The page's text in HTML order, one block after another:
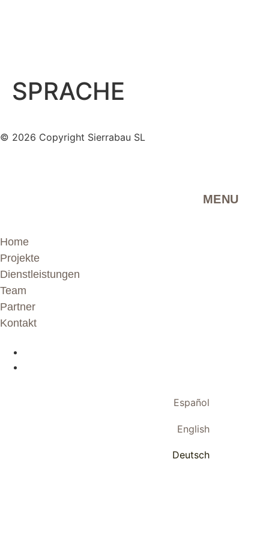
SPRACHE
© 2026 Copyright Sierrabau SL
MENU
Home
Projekte
Dienstleistungen
Team
Partner
Kontakt
Español
English
Deutsch